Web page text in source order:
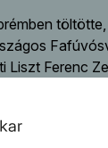
Liszt Ferenc
Rádió
két évet